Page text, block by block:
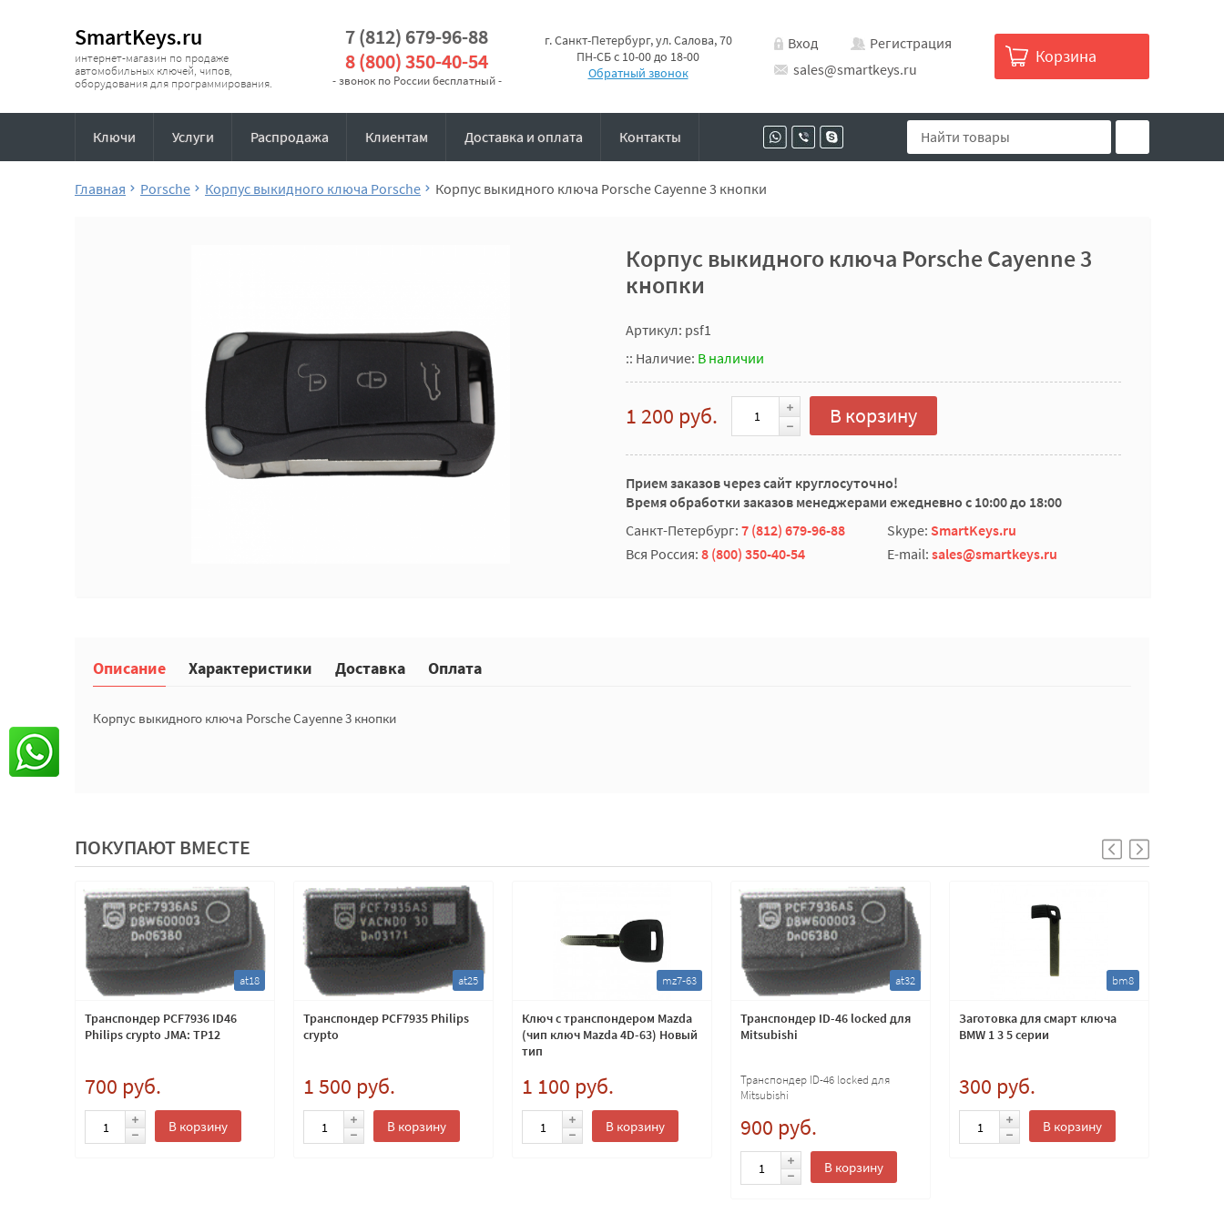
SmartKeys.ru
интернет-магазин по продаже
автомобильных ключей, чипов,
оборудования для программирования.
7 (812) 679-96-88
8 (800) 350-40-54
- звонок по России бесплатный -
г. Санкт-Петербург, ул. Салова, 70
ПН-СБ с 10-00 до 18-00
Обратный звонок
Вход
Регистрация
sales@smartkeys.ru
Корзина
Ключи Услуги Распродажа Клиентам Доставка и оплата Контакты
Главная Porsche Корпус выкидного ключа Porsche Корпус выкидного ключа Porsche Cayenne 3 кнопки
Корпус выкидного ключа Porsche Cayenne 3
кнопки
Артикул: psf1
:: Наличие: В наличии
1 200 руб. В корзину
Прием заказов через сайт круглосуточно!
Время обработки заказов менеджерами ежедневно с 10:00 до 18:00
Санкт-Петербург: 7 (812) 679-96-88 Skype: SmartKeys.ru
Вся Россия: 8 (800) 350-40-54 E-mail: sales@smartkeys.ru
Описание Характеристики Доставка Оплата
Корпус выкидного ключа Porsche Cayenne 3 кнопки
ПОКУПАЮТ ВМЕСТЕ
at18
Транспондер PCF7936 ID46
Philips crypto JMA: TP12
700 руб.
В корзину
at25
Транспондер PCF7935 Philips
crypto
1 500 руб.
В корзину
mz7-63
Ключ с транспондером Mazda
(чип ключ Mazda 4D-63) Новый
тип
1 100 руб.
В корзину
at32
Транспондер ID-46 locked для
Mitsubishi
Транспондер ID-46 locked для
Mitsubishi
900 руб.
В корзину
bm8
Заготовка для смарт ключа
BMW 1 3 5 серии
300 руб.
В корзину